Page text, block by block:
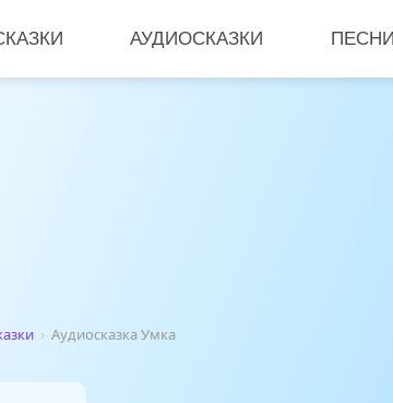
АУДИОСКАЗКИ ПЕСНИ
› Аудиосказка Умка